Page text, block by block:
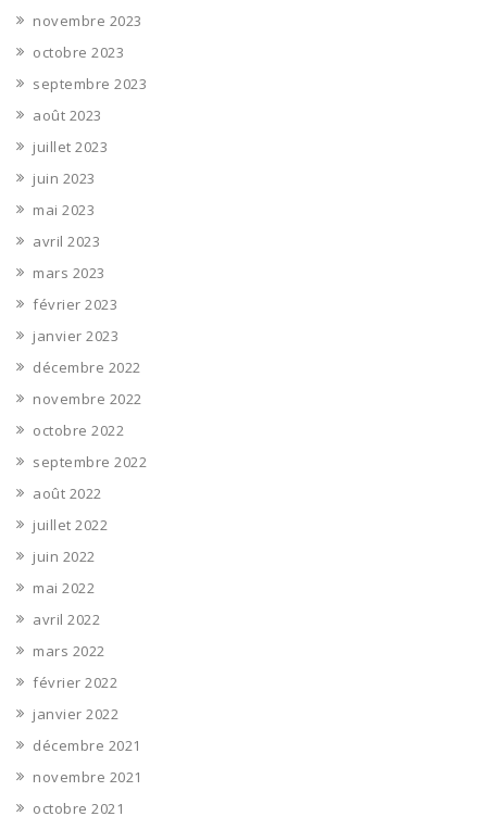
novembre 2023
octobre 2023
septembre 2023
août 2023
juillet 2023
juin 2023
mai 2023
avril 2023
mars 2023
février 2023
janvier 2023
décembre 2022
novembre 2022
octobre 2022
septembre 2022
août 2022
juillet 2022
juin 2022
mai 2022
avril 2022
mars 2022
février 2022
janvier 2022
décembre 2021
novembre 2021
octobre 2021